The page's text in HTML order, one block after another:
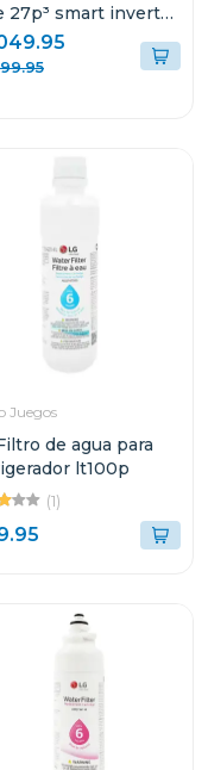
27p³ smart inverter
matte
Juegos
de agua para
lt100p
(1)